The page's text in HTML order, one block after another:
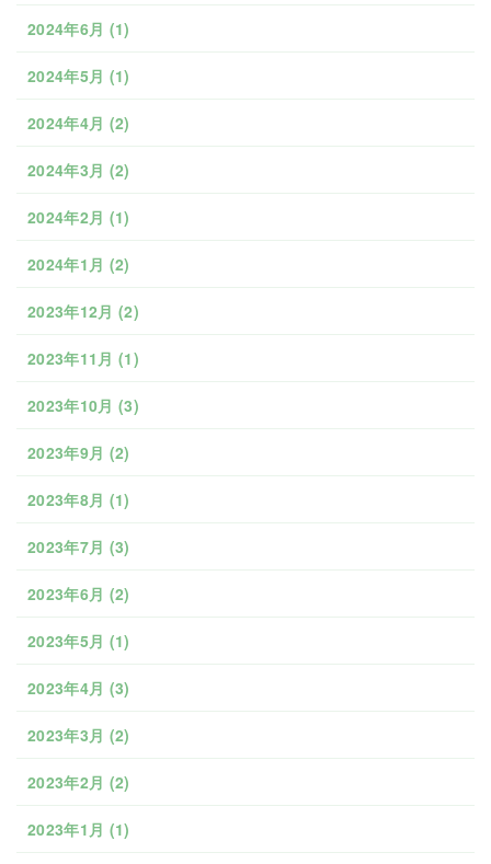
2024年6月 (1)
2024年5月 (1)
2024年4月 (2)
2024年3月 (2)
2024年2月 (1)
2024年1月 (2)
2023年12月 (2)
2023年11月 (1)
2023年10月 (3)
2023年9月 (2)
2023年8月 (1)
2023年7月 (3)
2023年6月 (2)
2023年5月 (1)
2023年4月 (3)
2023年3月 (2)
2023年2月 (2)
2023年1月 (1)